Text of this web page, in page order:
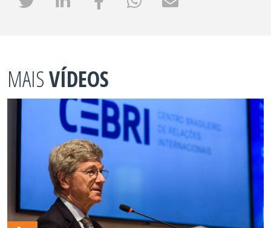
MAISVÍDEOS